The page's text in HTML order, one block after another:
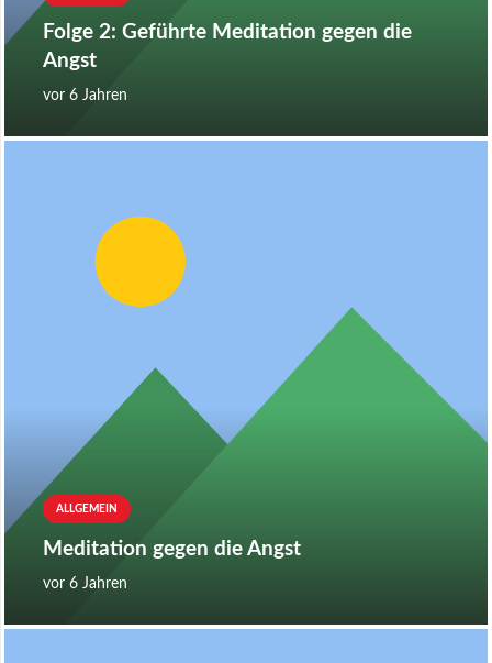
Folge 2: Geführte Meditation gegen die
Angst
vor 6 Jahren
ALLGEMEIN
Meditation gegen die Angst
vor 6 Jahren